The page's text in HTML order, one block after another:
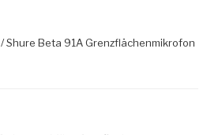
/ Shure Beta 91A Grenzflächenmikrofon